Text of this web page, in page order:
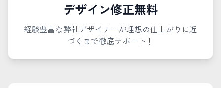
デザイン修正無料
経験豊富な弊社デザイナーが理想の仕上がりに近
づくまで徹底サポート！